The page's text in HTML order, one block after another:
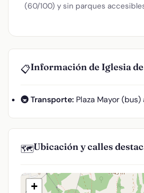
(60/100) y sin parques
📋Información de Iglesia
🚇 Transporte: Plaza Mayor (bus)
🗺️Ubicación y calles
+